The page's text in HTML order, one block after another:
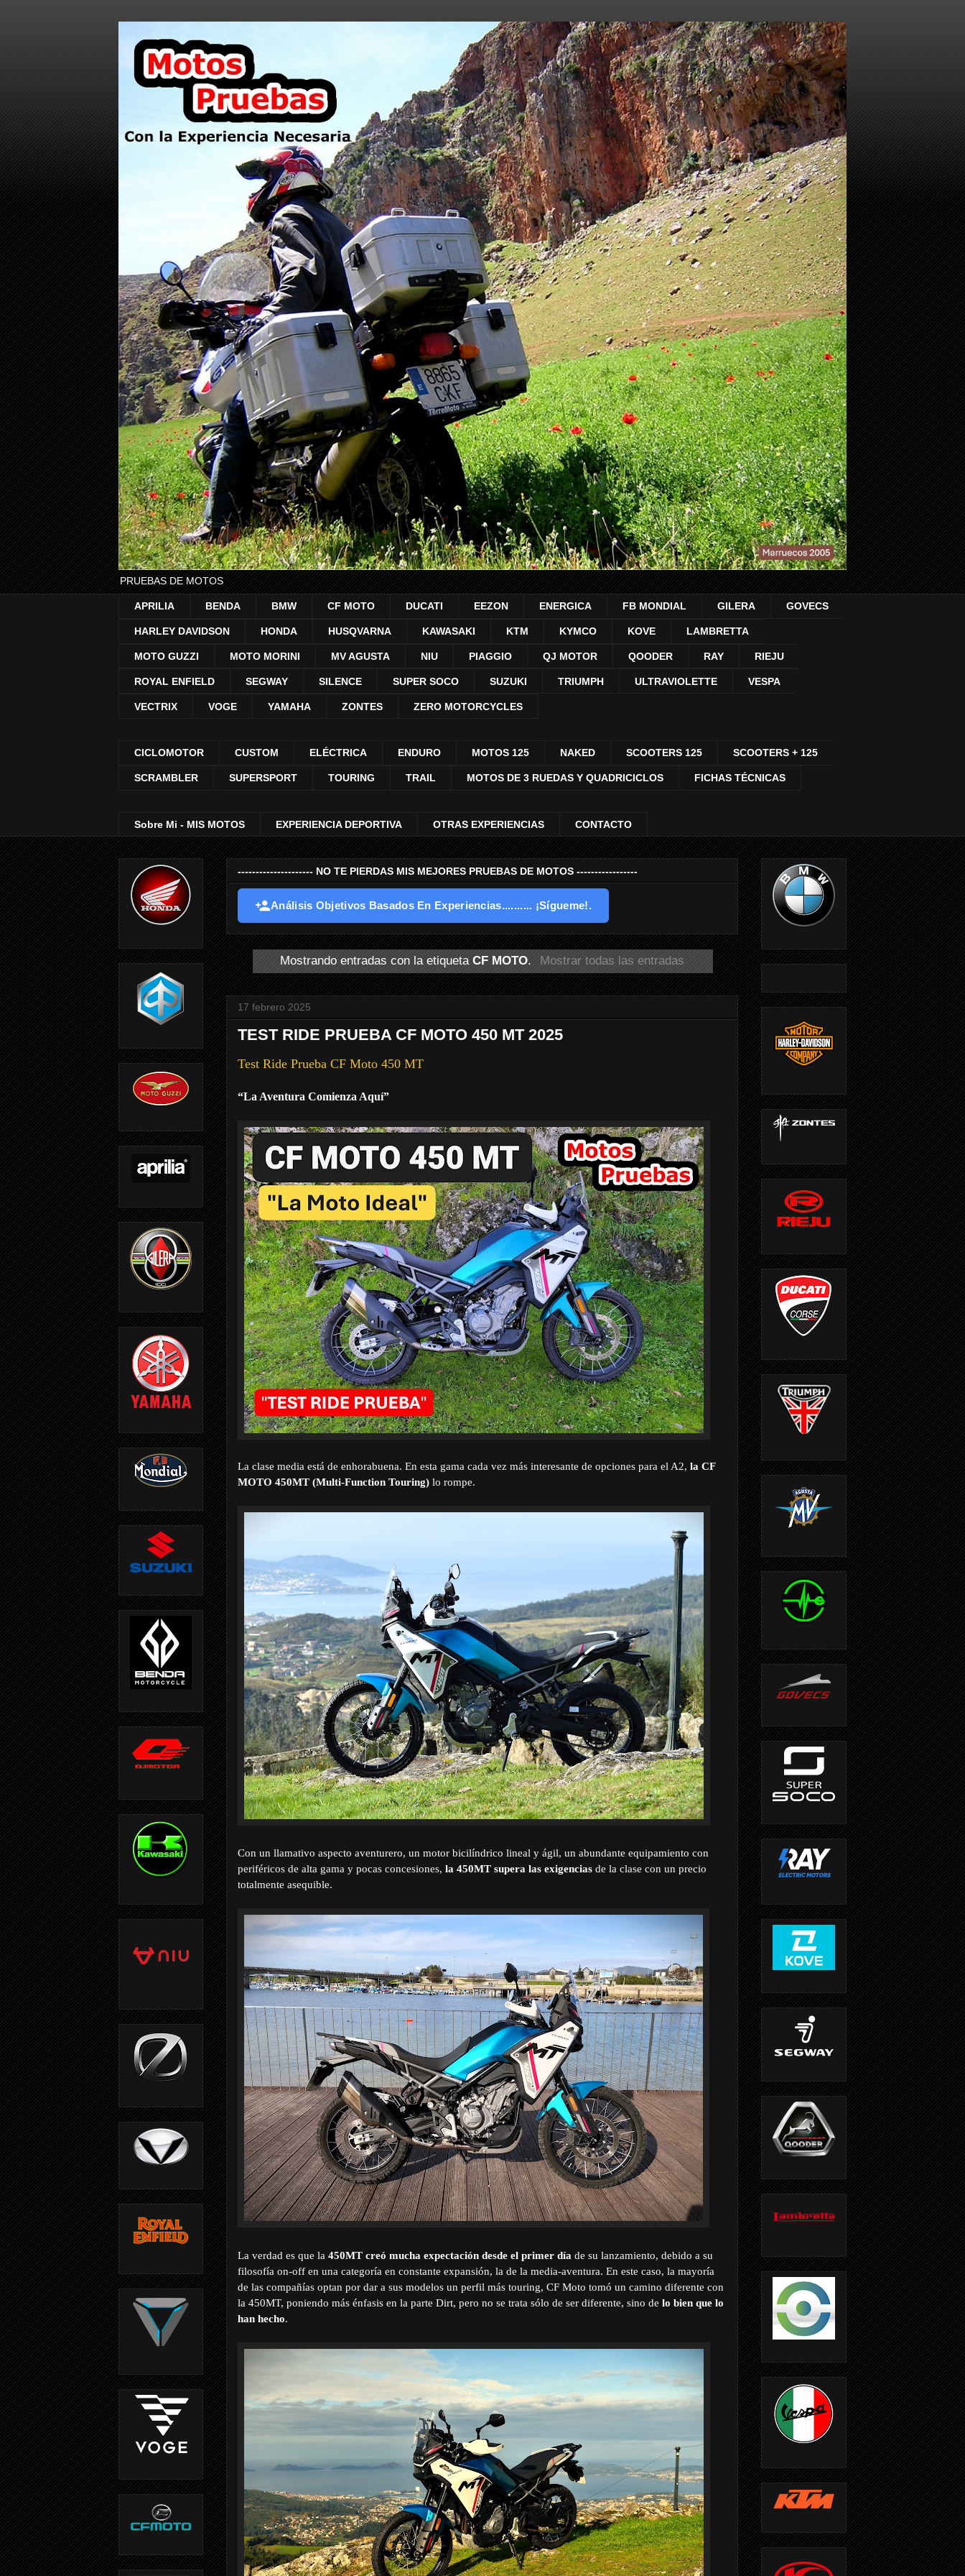
PRUEBAS DE MOTOS
APRILIA BENDA BMW CF MOTO DUCATI EEZON ENERGICA FB MONDIAL GILERA GOVECS
HARLEY DAVIDSON HONDA HUSQVARNA KAWASAKI KTM KYMCO KOVE LAMBRETTA
MOTO GUZZI MOTO MORINI MV AGUSTA NIU PIAGGIO QJ MOTOR QOODER RAY RIEJU
ROYAL ENFIELD SEGWAY SILENCE SUPER SOCO SUZUKI TRIUMPH ULTRAVIOLETTE VESPA
VECTRIX VOGE YAMAHA ZONTES ZERO MOTORCYCLES
CICLOMOTOR CUSTOM ELÉCTRICA ENDURO MOTOS 125 NAKED SCOOTERS 125 SCOOTERS + 125
SCRAMBLER SUPERSPORT TOURING TRAIL MOTOS DE 3 RUEDAS Y QUADRICICLOS FICHAS TÉCNICAS
Sobre Mi - MIS MOTOS EXPERIENCIA DEPORTIVA OTRAS EXPERIENCIAS CONTACTO
--------------------- NO TE PIERDAS MIS MEJORES PRUEBAS DE MOTOS -----------------
Análisis Objetivos Basados En Experiencias.......... ¡Sígueme!.
Mostrando entradas con la etiquetaCF MOTO. Mostrar todas las entradas
17 febrero 2025
TEST RIDE PRUEBA CF MOTO 450 MT 2025
Test Ride Prueba CF Moto 450 MT
“La Aventura Comienza Aquí”
La clase media está de enhorabuena. En esta gama cada vez más interesante de opciones para el A2, la CF
MOTO 450MT (Multi-Function Touring) lo rompe.
Con un llamativo aspecto aventurero, un motor bicilíndrico lineal y ágil, un abundante equipamiento con
periféricos de alta gama y pocas concesiones, la 450MT supera las exigencias de la clase con un precio
totalmente asequible.
La verdad es que la 450MT creó mucha expectación desde el primer día de su lanzamiento, debido a su
filosofía on-off en una categoría en constante expansión, la de la media-aventura. En este caso, la mayoría
de las compañías optan por dar a sus modelos un perfil más touring, CF Moto tomó un camino diferente con
la 450MT, poniendo más énfasis en la parte Dirt, pero no se trata sólo de ser diferente, sino de lo bien que lo
han hecho.